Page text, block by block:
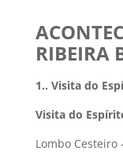
RIBEIRA
1.. Visita do
Visita do
Lombo Cesteiro